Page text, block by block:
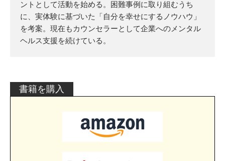
ントとして活動を始める。困難事例に取り組むうち
に、実体験に基づいた「自分を幸せにするノウハウ」
を考案。現在もカウンセラーとして企業へのメンタル
ヘルス支援を続けている。
書籍を購入